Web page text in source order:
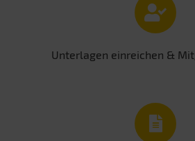
Unterlagen einreichen &